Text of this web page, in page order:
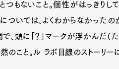
つもないこと。個性がはっきり
ついては、よくわからなかったの
で、頭に「？」マークが浮かんだ
のこと。ル ラボ目線のストーリー